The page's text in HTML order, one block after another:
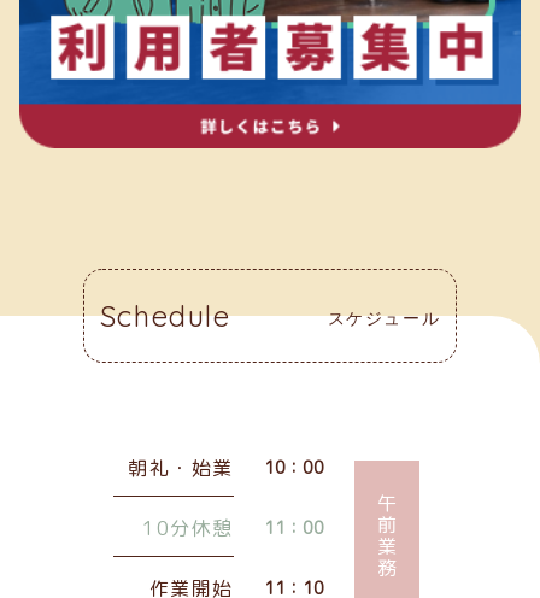
Schedule スケジュール
朝礼・始業 10：00
10分休憩 11：00
作業開始 11：10
午前業務